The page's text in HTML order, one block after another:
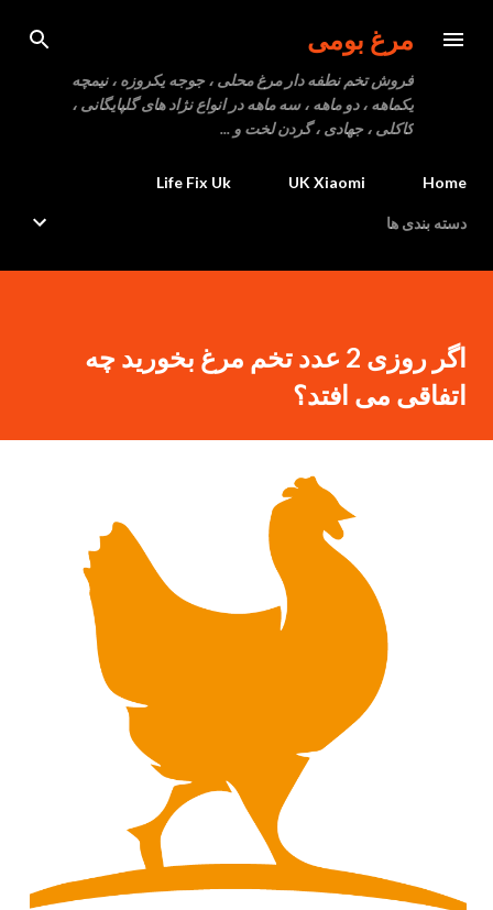
مرغ بومی
فروش تخم نطفه دار مرغ محلی ، جوجه یکروزه ، نیمچه
یکماهه ، دو ماهه ، سه ماهه در انواع نژاد های گلپایگانی ،
کاکلی ، جهادی ، گردن لخت و ...
Home
UK Xiaomi
Life Fix Uk
دسته بندی ها
اگر روزی 2 عدد تخم مرغ بخورید چه
اتفاقی می افتد؟